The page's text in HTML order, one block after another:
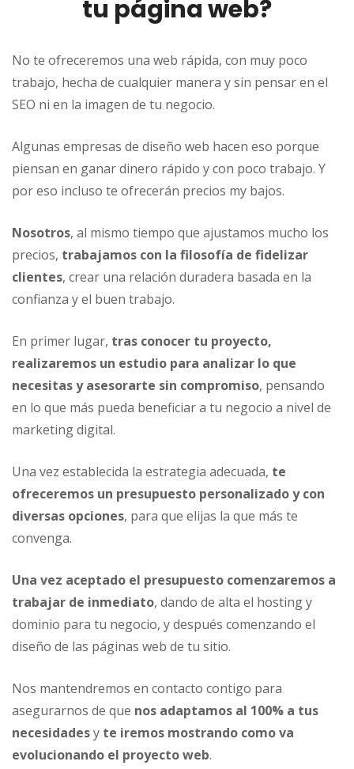
tu página web?
No te ofreceremos una web rápida, con muy poco
trabajo, hecha de cualquier manera y sin pensar en el
SEO ni en la imagen de tu negocio.
Algunas empresas de diseño web hacen eso porque
piensan en ganar dinero rápido y con poco trabajo. Y
por eso incluso te ofrecerán precios my bajos.
Nosotros, al mismo tiempo que ajustamos mucho los
precios, trabajamos con la filosofía de fidelizar
clientes, crear una relación duradera basada en la
confianza y el buen trabajo.
En primer lugar, tras conocer tu proyecto,
realizaremos un estudio para analizar lo que
necesitas y asesorarte sin compromiso, pensando
en lo que más pueda beneficiar a tu negocio a nivel de
marketing digital.
Una vez establecida la estrategia adecuada, te
ofreceremos un presupuesto personalizado y con
diversas opciones, para que elijas la que más te
convenga.
Una vez aceptado el presupuesto comenzaremos a
trabajar de inmediato, dando de alta el hosting y
dominio para tu negocio, y después comenzando el
diseño de las páginas web de tu sitio.
Nos mantendremos en contacto contigo para
asegurarnos de que nos adaptamos al 100% a tus
necesidadesy te iremos mostrando como va
evolucionando el proyecto web.